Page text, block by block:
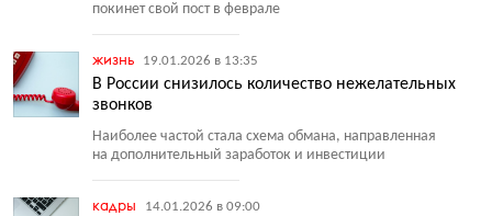
покинет свой пост в феврале
жизнь 19.01.2026 в 13:35
В России снизилось количество нежелательных
звонков
Наиболее частой стала схема обмана, направленная
на дополнительный заработок и инвестиции
кадры 14.01.2026 в 09:00